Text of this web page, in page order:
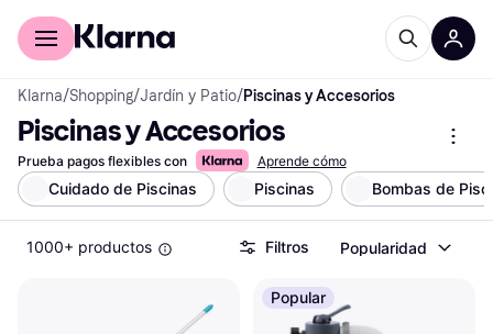
Comprar con Klarna
Klarna/Shopping/Jardín y Patio/Piscinas y Accesorios
Piscinas y Accesorios
Prueba pagos flexibles con Aprende cómo
Cuidado de Piscinas Piscinas Bombas de
1000+ productos Filtros Popularidad
Popular